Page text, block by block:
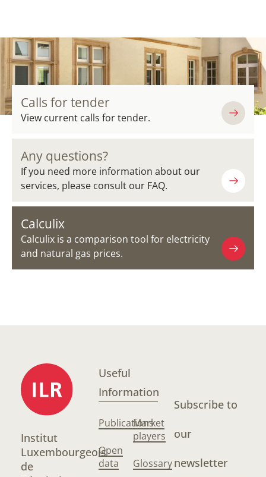
Calls for tender
View current calls for tender.
Any questions?
If you need more information about our
services, please consult our FAQ.
Calculix
Calculix is a comparison tool for electricity
and natural gas prices.
Institut
Luxembourgeois
de
Useful
Information
Publications
Open
data
Market
players
Glossary
Subscribe to
our
newsletter